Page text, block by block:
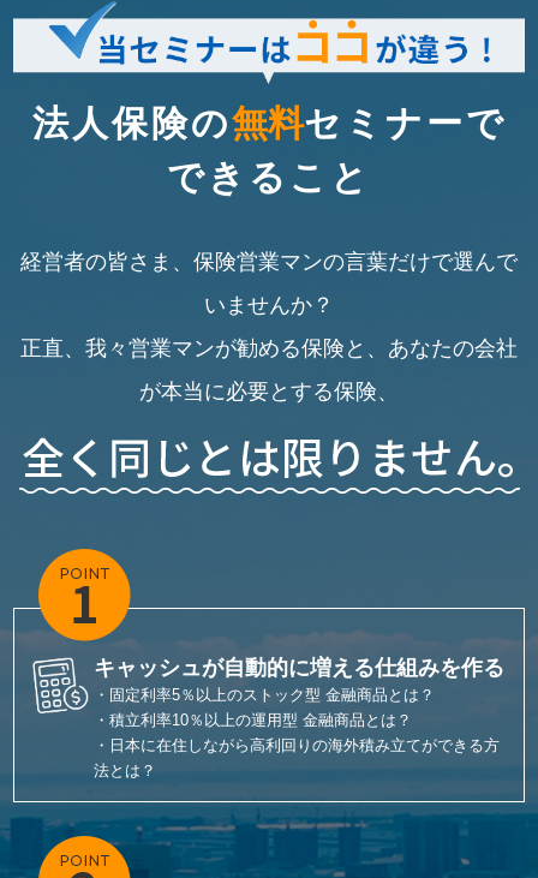
法人保険の無料セミナーで
できること
経営者の皆さま、保険営業マンの言葉だけで選んで
いませんか？
正直、我々営業マンが勧める保険と、あなたの会社
が本当に必要とする保険、
キャッシュが自動的に増える仕組みを作る
・固定利率5％以上のストック型 金融商品とは？
・積立利率10％以上の運用型 金融商品とは？
・日本に在住しながら高利回りの海外積み立てができる方
法とは？